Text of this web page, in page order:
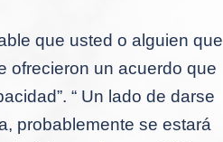
que usted o alguien que
ofrecieron un acuerdo que
“ Un lado de darse
probablemente se estará